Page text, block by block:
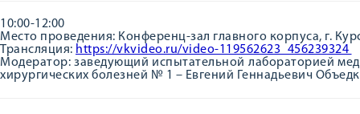
10:00-12:00
Место проведения: Конференц-зал главного корпуса, г.
Трансляция: https://vkvideo.ru/video-119562623_456239324
Модератор: заведующий испытательной лабораторией
хирургических болезней № 1 – Евгений Геннадьевич